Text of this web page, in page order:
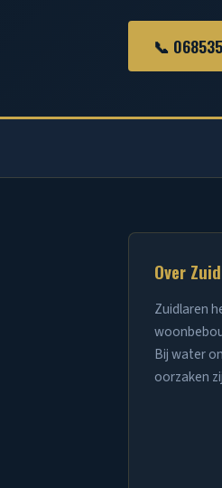
📞
Over
Zuidlaren
Bij water
oorzaken